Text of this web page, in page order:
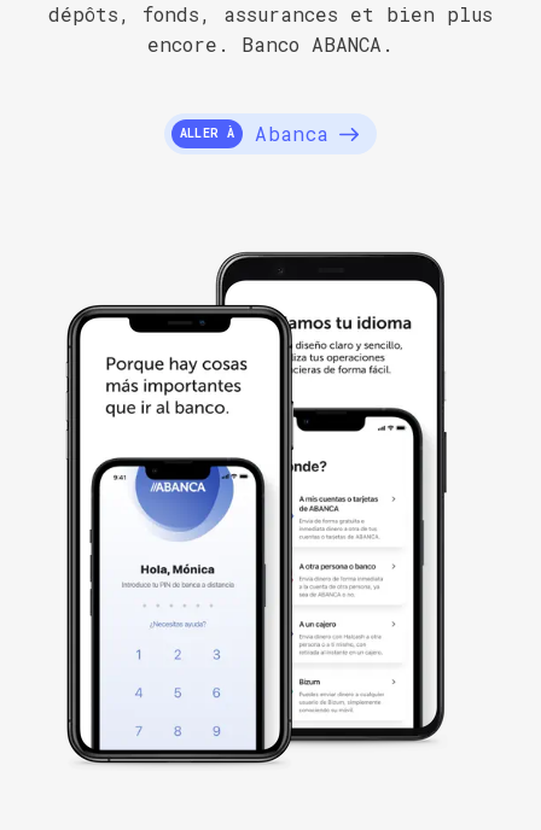
dépôts, fonds, assurances et bien plus
encore. Banco ABANCA.
ALLER À Abanca